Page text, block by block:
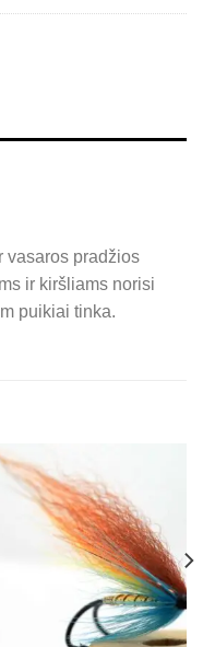
vasaros pradžios
ir kiršliams norisi
puikiai tinka.